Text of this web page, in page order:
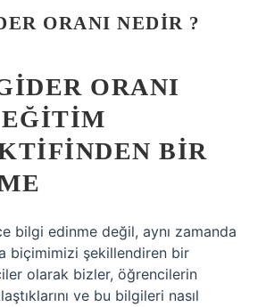
ORANI NEDIR ?
ORANI
BIR
bilgi edinme değil, aynı zamanda
biçimimizi şekillendiren bir
olarak bizler, öğrencilerin
ve bu bilgileri nasıl